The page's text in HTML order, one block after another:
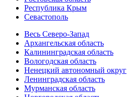
Республика Крым
Севастополь
Весь Северо-Запад
Архангельская область
Калининградская область
Вологодская область
Ненецкий автономный округ
Ленинградская область
Мурманская область